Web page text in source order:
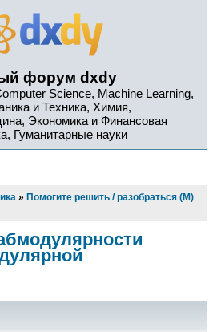
форум dxdy
Science, Machine Learning,
и Техника, Химия,
Экономика и Финансовая
Гуманитарные науки
» Помогите решить / разобраться (М)